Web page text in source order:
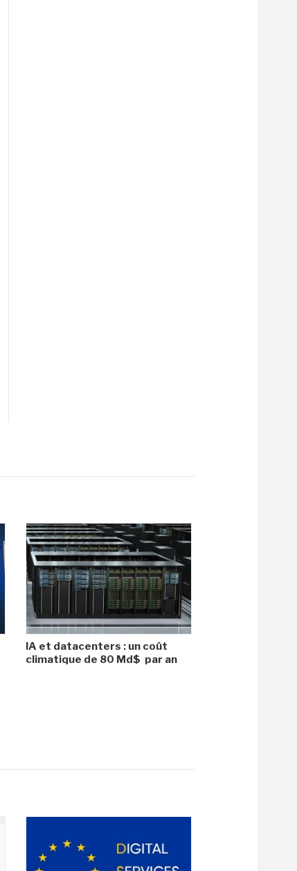
IA et datacenters : un coût
climatique de 80 Md$ par an